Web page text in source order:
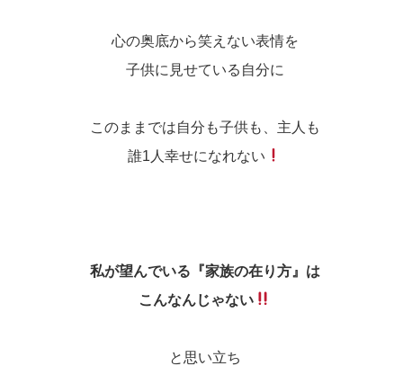
心の奥底から笑えない表情を
子供に見せている自分に
このままでは自分も子供も、主人も
誰1人幸せになれない
私が望んでいる 『家族の在り方』は
こんなんじゃない
と思い立ち